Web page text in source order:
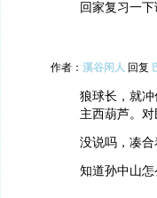
回家复习一下
作者： 溪谷闲人 回复
狼球长，就
主西葫芦。对
没说吗，凑合
知道孙中山